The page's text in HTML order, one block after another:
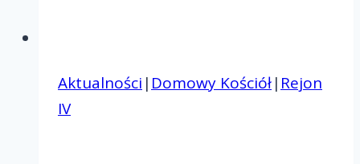
Aktualności | Domowy Kościół| Rejon
IV